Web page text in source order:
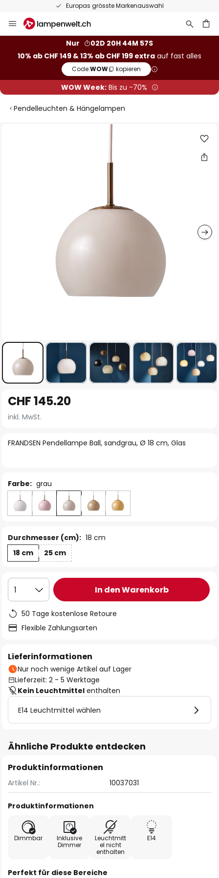
Europas grösste Markenauswahl
Inhalt
Nur
02D 20H 44M 57S
10% ab CHF 149 & 13% ab CHF 199 extra auf fast alles
Code:WOW kopieren
WOW Week:Bis zu -70%
Pendelleuchten & Hängelampen
Anfang
der
springen
FRANDSEN Pendellampe Ball, sandgrau, Ø 18 cm, Glas
CHF 145.20
inkl. MwSt.
Farbe: grau
Durchmesser (cm): 18 cm
18 cm
25 cm
1 In den Warenkorb
50 Tage kostenlose Retoure
Flexible Zahlungsarten
Lieferinformationen
Nur noch wenige Artikel auf Lager
Lieferzeit: 2 - 5 Werktage
Kein Leuchtmittel enthalten
E14 Leuchtmittel wählen
Ähnliche Produkte entdecken
Produktinformationen
Artikel Nr.: 10037031
Produktinformationen
Dimmbar
Inklusive
Dimmer
Leuchtmitt
el nicht
enthalten
E14
Perfekt für diese Bereiche